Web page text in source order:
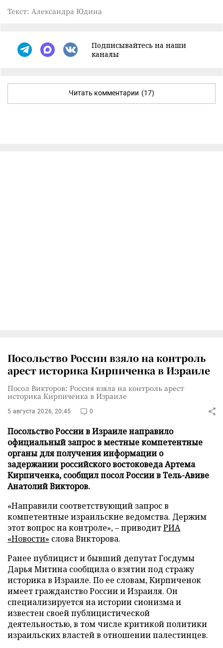
Текст: Александра Юдина
Подписывайтесь на наши
каналы
Читать комментарии (17)
Посольство России взяло на контроль
арест историка Кирпиченка в Израиле
Посол Викторов: Россия взяла на контроль арест
историка Кирпиченка в Израиле
5 августа 2026, 20:45 0
Посольство России в Израиле направило
официальный запрос в местные компетентные
органы для получения информации о
задержании российского востоковеда Артема
Кирпиченка, сообщил посол России в Тель-Авиве
Анатолий Викторов.
«Направили соответствующий запрос в
компетентные израильские ведомства. Держим
этот вопрос на контроле», – приводитРИА
«Новости» слова Викторова.
Ранее публицист и бывший депутат Госдумы
Дарья Митина сообщила о взятии под стражу
историка в Израиле. По ее словам, Кирпиченок
имеет гражданство России и Израиля. Он
специализируется на истории сионизма и
известен своей публицистической
деятельностью, в том числе критикой политики
израильских властей в отношении палестинцев.